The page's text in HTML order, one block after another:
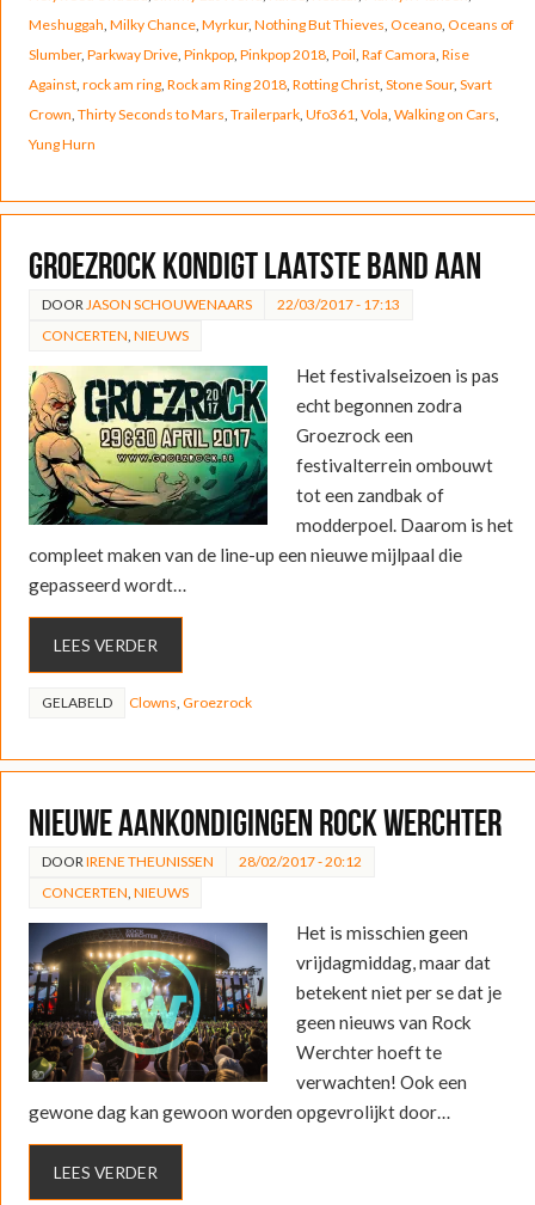
Meshuggah Milky Chance, Myrkur, Nothing But Thieves Oceano, Oceans of
Slumber, Parkway Drive, Pinkpop, Pinkpop 2018, Poil Raf Camora Rise
Against, rock am ring, Rock am Ring 2018, Rotting Christ, Stone Sour, Svart
Crown Thirty Seconds to Mars Trailerpark, Ufo361 Vola Walking on Cars
Yung Hurn
Groezrock kondigt laatste band aan
DOOR JASON SCHOUWENAARS
22/03/2017 - 17:13
CONCERTEN NIEUWS
Het festivalseizoen is pas
echt begonnen zodra
Groezrock een
festivalterrein ombouwt
tot een zandbak of
modderpoel. Daarom is het
compleet maken van de line-up een nieuwe mijlpaal die
gepasseerd wordt…
LEES VERDER
GELABELD Clowns Groezrock
Nieuwe aankondigingen Rock Werchter
DOOR IRENE THEUNISSEN
28/02/2017 - 20:12
CONCERTEN NIEUWS
Het is misschien geen
vrijdagmiddag, maar dat
betekent niet per se dat je
geen nieuws van Rock
Werchter hoeft te
verwachten! Ook een
gewone dag kan gewoon worden opgevrolijkt door…
LEES VERDER